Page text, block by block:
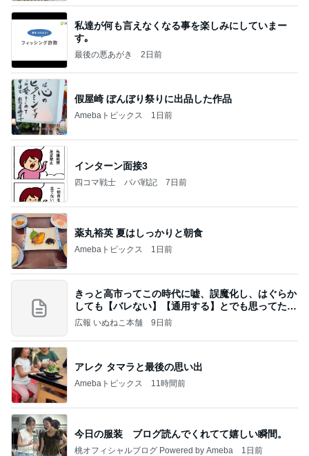
私達が何も言えなくなる事を楽しみにしていまー
す｡
最後の悪あがき 2日前
假屋崎 ぼんぼり祭りに出品した作品
Amebaトピックス 1日前
インターン面接3
四コマ戦士 パパ戦記 7日前
薬丸裕英 夏はしっかりと朝食
Amebaトピックス 1日前
きっと高市ってこの時代に嘘、誤魔化し、はぐらか
しても【バレない】【通用する】とでも思ってたん
だろ
広報 いぬねこ本舗 9日前
アレク タマラと最後の思い出
Amebaトピックス 11時間前
今日の服装 ブログ読んでくれてて嬉しい瞬間。
桃オフィシャルブログ Powered by Ameba 1日前